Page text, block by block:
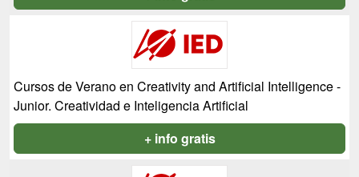
Cursos de Verano en Creativity and Artificial Intelligence -
Junior. Creatividad e Inteligencia Artificial
+ info gratis